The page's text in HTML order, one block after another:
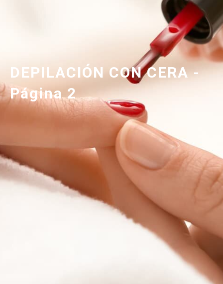
DEPILACIÓN CON CERA -
Página 2